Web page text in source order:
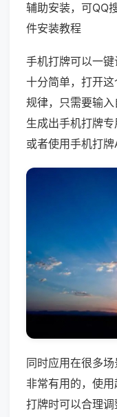
辅助安装，可QQ
件安装教程
手机打牌可以一
十分简单，打开
规律，只需要输
生成出手机打牌
或者使用手机打牌
同时应用在很多
非常有用的，使
打牌时可以合理